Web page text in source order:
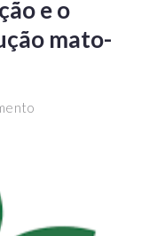
e o
mato-